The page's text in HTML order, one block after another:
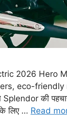
2026 Hero
eco-friendly
की
लिए … Read